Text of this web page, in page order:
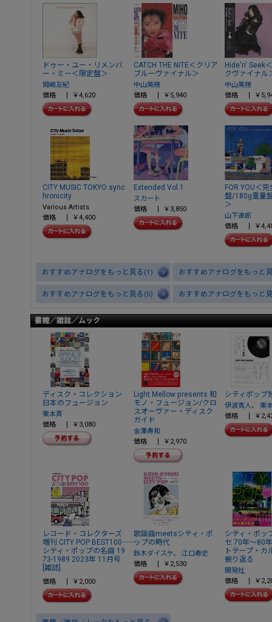
ドゥー・ユー・リメンバ
ー・ミー＜限定盤＞
岡崎友紀
価格
￥4,620
CATCH THE NITE＜クリア
ブルーヴァイナル＞
中山美穂
価格
￥5,940
Hide'n' Seek
クヴァイナル
中山美穂
価格
￥
CITY MUSIC TOKYO sync
hronicity
Various Artists
価格
￥4,400
Extended Vol.1
スカート
価格
￥3,850
FOR YOU＜
盤/180g重量
＞
山下達郎
価格
￥
おすすめアナログをもっと見る(1) おすすめアナログをもっと
おすすめアナログをもっと見る(5) おすすめアナログをもっと
書籍／雑誌／ムック
ディスク・コレクション
日本のフュージョン
栗本斉
価格
￥3,080
Light Mellow presents 和
モノ・フュージョン/クロ
スオーヴァー・ディスク
ガイド
金澤寿和
価格
￥2,970
シティポップ
伊波真人、 栗
価格
￥
レコード・コレクターズ
増刊 CITY POP BEST100――
シティ・ポップの名曲 19
73-1989 2023年 11月号
[雑誌]
価格 ￥2,000
歌謡曲meetsシティ・ポ
ップの時代
鈴木ダイスケ、 江口寿史
価格
￥2,530
シティ・ポッ
セ 70年～80
トテープ・カ
振り返る
開発社
価格
￥